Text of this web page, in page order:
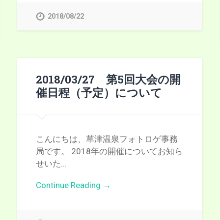
2018/08/22
2018/03/27 第5回大会の開
催日程（予定）について
こんにちは、草津温泉フォトロゲ事務
局です。 2018年の開催についてお知ら
せいた…
Continue Reading →